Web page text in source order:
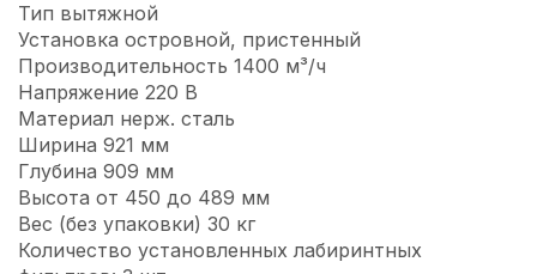
Тип вытяжной
Установка островной, пристенный
Производительность 1400 м³/ч
Напряжение 220 В
Материал нерж. сталь
Ширина 921 мм
Глубина 909 мм
Высота от 450 до 489 мм
Вес (без упаковки) 30 кг
Количество установленных лабиринтных